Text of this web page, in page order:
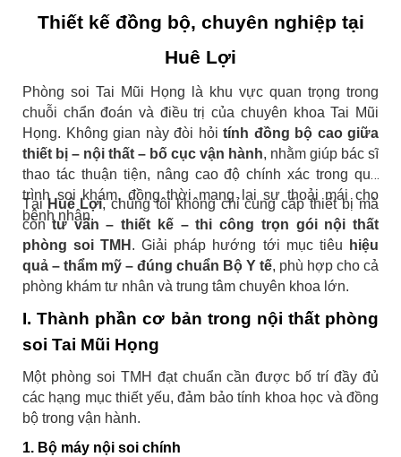
Thiết kế đồng bộ, chuyên nghiệp tại
Huê Lợi
Phòng soi Tai Mũi Họng là khu vực quan trọng trong
chuỗi chẩn đoán và điều trị của chuyên khoa Tai Mũi
Họng. Không gian này đòi hỏi tính đồng bộ cao giữa
thiết bị – nội thất – bố cục vận hành, nhằm giúp bác sĩ
thao tác thuận tiện, nâng cao độ chính xác trong quá
trình soi khám, đồng thời mang lại sự thoải mái cho
bệnh nhân.
TạiHuê Lợi, chúng tôi không chỉ cung cấp thiết bị mà
còntư vấn – thiết kế – thi công trọn gói nội thất
phòng soi TMH . Giải pháp hướng tới mục tiêu
hiệu
quả – thẩm mỹ – đúng chuẩn Bộ Y tế, phù hợp cho cả
phòng khám tư nhân và trung tâm chuyên khoa lớn.
I. Thành phần cơ bản trong nội thất phòng
soi Tai Mũi Họng
Một phòng soi TMH đạt chuẩn cần được bố trí đầy đủ
các hạng mục thiết yếu, đảm bảo tính khoa học và đồng
bộ trong vận hành.
1. Bộ máy nội soi chính